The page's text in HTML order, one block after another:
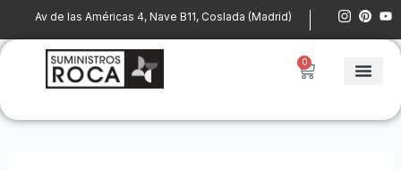
contenido
Av de las Américas 4, Nave B11, Coslada (Madrid)
I
n
s
P
i
n
e
r
Y
u
0
Cart